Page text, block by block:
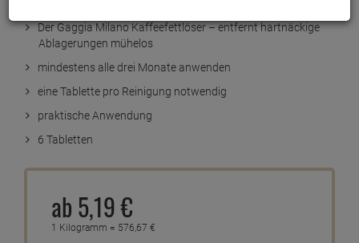
Der Gaggia Milano Kaffeefettlöser – entfernt hartnäckige
Ablagerungen mühelos
mindestens alle drei Monate anwenden
eine Tablette pro Reinigung notwendig
praktische Anwendung
6 Tabletten
ab 5,19€
1 Kilogramm = 576,67 €